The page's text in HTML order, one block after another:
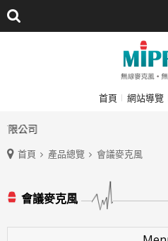
首頁 網站導覽
公司
首頁 產品總覽 會議麥克風
會議麥克風